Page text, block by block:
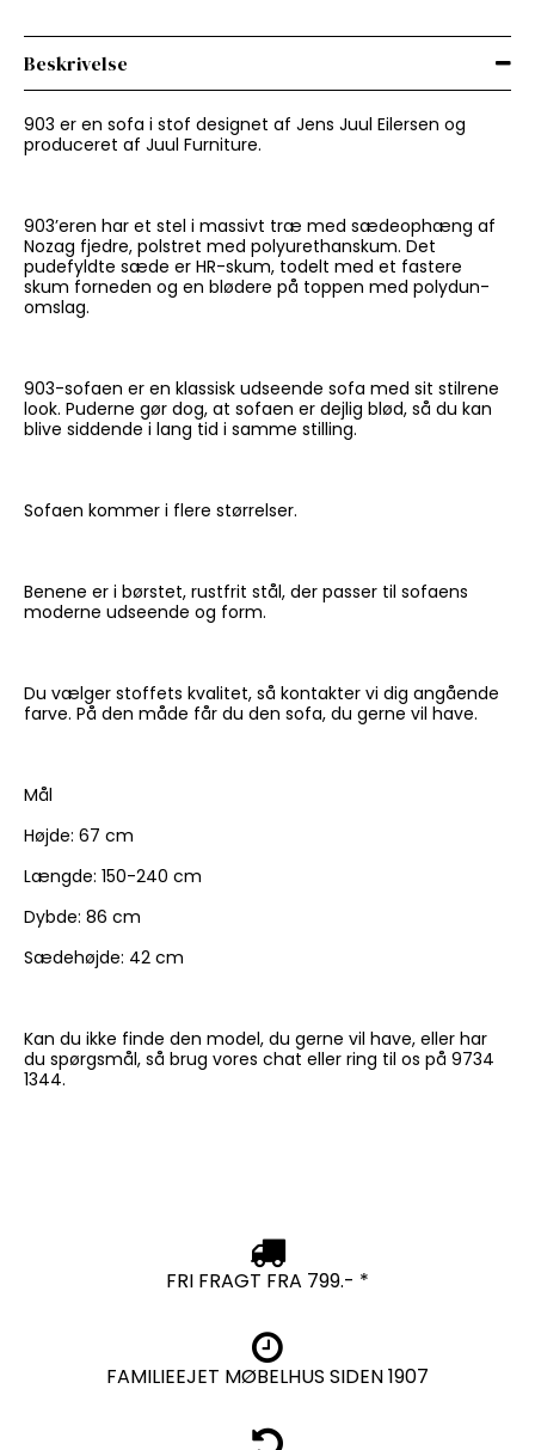
Beskrivelse
903 er en sofa i stof designet af Jens Juul Eilersen og
produceret af Juul Furniture.
903’eren har et stel i massivt træ med sædeophæng af
Nozag fjedre, polstret med polyurethanskum. Det
pudefyldte sæde er HR-skum, todelt med et fastere
skum forneden og en blødere på toppen med polydun-
omslag.
903-sofaen er en klassisk udseende sofa med sit stilrene
look. Puderne gør dog, at sofaen er dejlig blød, så du kan
blive siddende i lang tid i samme stilling.
Sofaen kommer i flere størrelser.
Benene er i børstet, rustfrit stål, der passer til sofaens
moderne udseende og form.
Du vælger stoffets kvalitet, så kontakter vi dig angående
farve. På den måde får du den sofa, du gerne vil have.
Mål
Højde: 67 cm
Længde: 150-240 cm
Dybde: 86 cm
Sædehøjde: 42 cm
Kan du ikke finde den model, du gerne vil have, eller har
du spørgsmål, så brug vores chat eller ring til os på 9734
1344.
FRI FRAGT FRA 799.- *
FAMILIEEJET MØBELHUS SIDEN 1907